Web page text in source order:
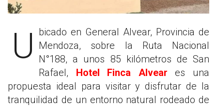
Ubicado en General Alvear, Provincia de
Mendoza, sobre la Ruta Nacional
N°188, a unos 85 kilómetros de San
Rafael, Hotel Finca Alvear es una
propuesta ideal para visitar y disfrutar de la
tranquilidad de un entorno natural rodeado de